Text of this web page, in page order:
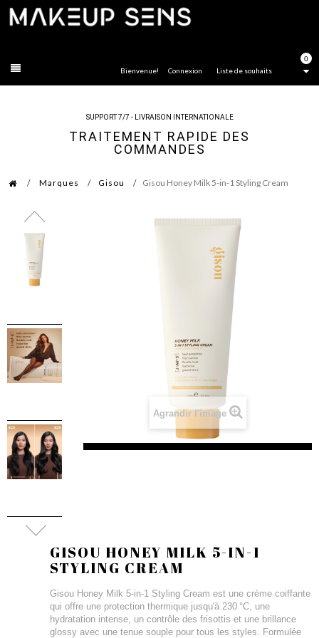
0
Liste de souhaits
Bienvenue! Connexion
SUPPORT 7/7 - LIVRAISON INTERNATIONALE
TRAITEMENT RAPIDE DES
COMMANDES
Marques Gisou Gisou Honey Milk 5-in-1 Styling Cream
Agrandir l'image
GISOU HONEY MILK 5-IN-1
STYLING CREAM
Gisou Honey Milk 5-in-1 Styling Cream est une crème coiffante
qui offre une protection thermique jusqu'à 230 °C, une
hydratation intense, un contrôle des frisottis et une brillance
glossy avec une tenue souple pour tous les styles. Formulée